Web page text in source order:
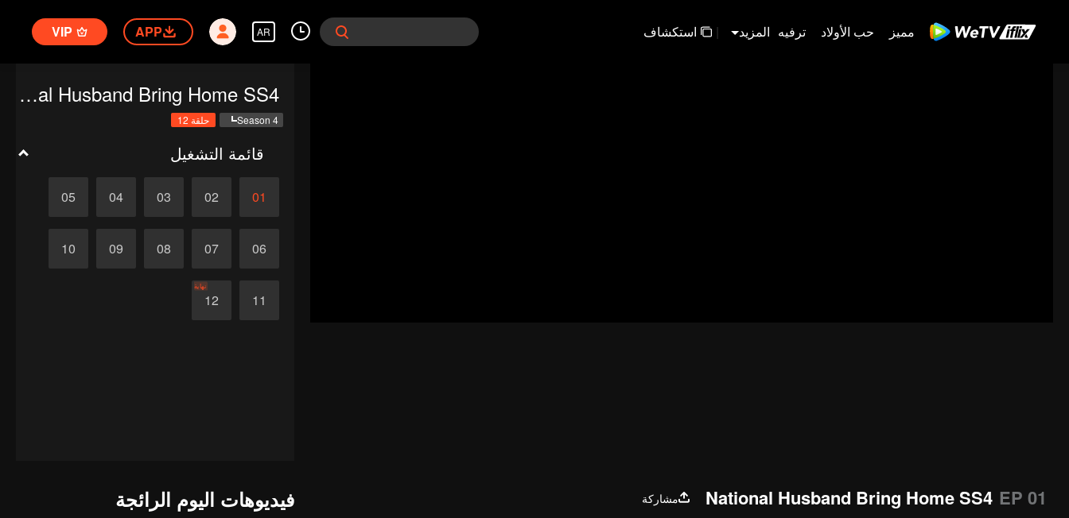
مميز حب الأولاد ترفيه المزيد | استكشاف AR
APP
VIP
National Husband Bring Home SS4
Season 4 حلقة 12
قائمة التشغيل
01
02
03
04
05
06
07
08
09
10
11
12
نهاية
National Husband Bring Home SS4 EP 01
مشاركة
فيديوهات اليوم الرائجة